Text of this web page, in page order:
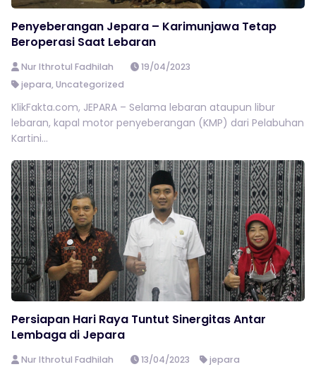
Penyeberangan Jepara – Karimunjawa Tetap
Beroperasi Saat Lebaran
Nur Ithrotul Fadhilah
19/04/2023
jepara, Uncategorized
KlikFakta.com, JEPARA – Selama lebaran ataupun libur
lebaran, kapal motor penyeberangan (KMP) dari Pelabuhan
Kartini...
Persiapan Hari Raya Tuntut Sinergitas Antar
Lembaga di Jepara
Nur Ithrotul Fadhilah 13/04/2023 jepara